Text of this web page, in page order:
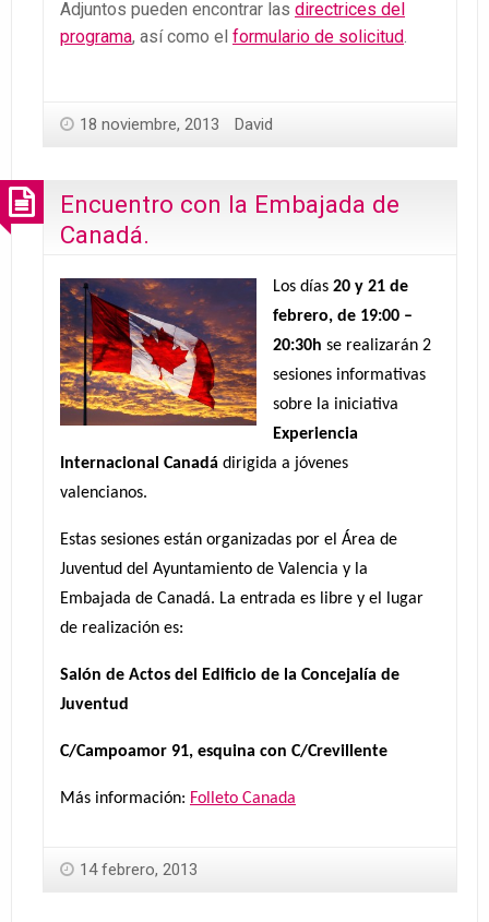
Adjuntos pueden encontrar las directrices del
programa, así como el formulario de solicitud.
18 noviembre, 2013 David
Encuentro con la Embajada de
Canadá.
Los días 20 y 21 de
febrero, de 19:00 –
20:30h se realizarán 2
sesiones informativas
sobre la iniciativa
Experiencia
Internacional Canadá dirigida a jóvenes
valencianos.
Estas sesiones están organizadas por el Área de
Juventud del Ayuntamiento de Valencia y la
Embajada de Canadá. La entrada es libre y el lugar
de realización es:
Salón de Actos del Edificio de la Concejalía de
Juventud
C/Campoamor 91, esquina con C/Crevillente
Más información: Folleto Canada
14 febrero, 2013